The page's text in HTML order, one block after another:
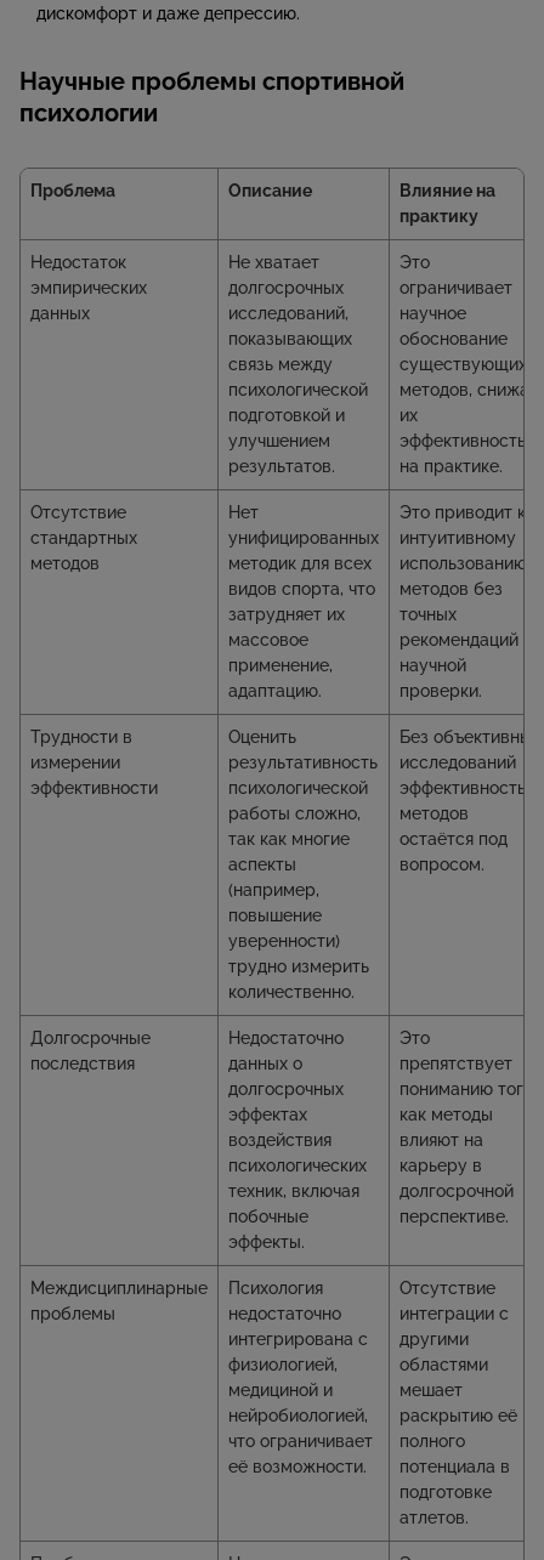
дискомфорт и даже депрессию.
Научные проблемы спортивной
психологии
Проблема Описание
Влияние на
практику
Недостаток
эмпирических
данных
Не хватает
долгосрочных
исследований,
показывающих
связь между
психологической
подготовкой и
улучшением
результатов.
Это
ограничивает
научное
обоснование
существующих
методов, снижая
их
эффективность
на практике.
Отсутствие
стандартных
методов
Нет
унифицированных
методик для всех
видов спорта, что
затрудняет их
массовое
применение,
адаптацию.
Это приводит к
интуитивному
использованию
методов без
точных
рекомендаций и
научной
проверки.
Трудности в
измерении
эффективности
Оценить
результативность
психологической
работы сложно,
так как многие
аспекты
(например,
повышение
уверенности)
трудно измерить
количественно.
Без объективных
исследований
эффективность
методов
остаётся под
вопросом.
Долгосрочные
последствия
Недостаточно
данных о
долгосрочных
эффектах
воздействия
психологических
техник, включая
побочные
эффекты.
Это
препятствует
пониманию того,
как методы
влияют на
карьеру в
долгосрочной
перспективе.
Междисциплинарные
проблемы
Психология
недостаточно
интегрирована с
физиологией,
медициной и
нейробиологией,
что ограничивает
её возможности.
Отсутствие
интеграции с
другими
областями
мешает
раскрытию её
полного
потенциала в
подготовке
атлетов.